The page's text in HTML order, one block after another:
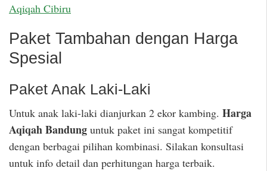
Aqiqah Cibiru
Paket Tambahan dengan Harga
Spesial
Paket Anak Laki-Laki
Untuk anak laki-laki dianjurkan 2 ekor kambing. Harga
Aqiqah Bandung untuk paket ini sangat kompetitif
dengan berbagai pilihan kombinasi. Silakan konsultasi
untuk info detail dan perhitungan harga terbaik.